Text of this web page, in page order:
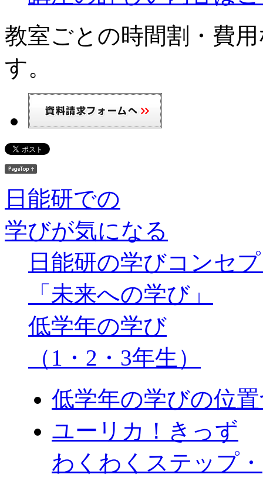
教室ごとの時間割・費
す。
日能研での
学びが気になる
日能研の学びコンセ
「未来への学び」
低学年の学び
（1・2・3年生）
低学年の学びの位
ユーリカ！きっず
わくわくステップ・